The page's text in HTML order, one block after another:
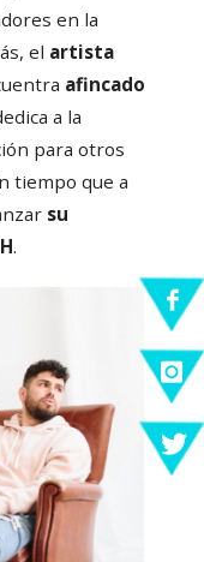
en la
el artista
afincado
a la
para otros
tiempo que a
su
.